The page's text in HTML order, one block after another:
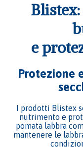
e
Protezione
I prodotti Blistex
nutrimento e
pomata labbra
mantenere le